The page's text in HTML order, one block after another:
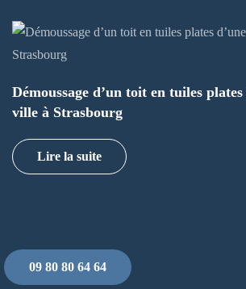
Démoussage d’un toit en tuiles
ville à Strasbourg
Lire la suite
09 80 80 64 64